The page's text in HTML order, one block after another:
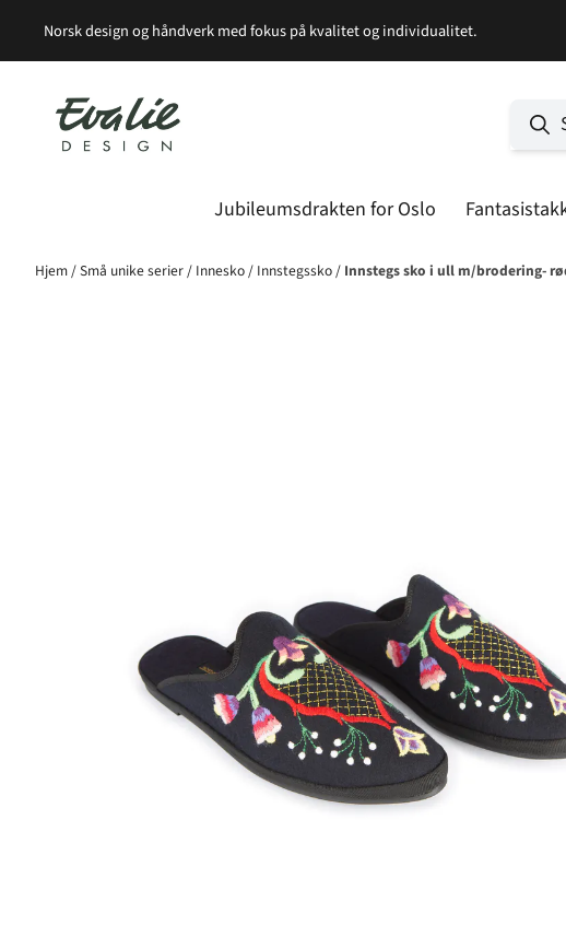
Hopp til innhold
Norsk design og håndverk med fokus på kvalitet og individualitet.
Jubileumsdrakten for Oslo
Hjem/Små unike serier/ Innesko/ Innstegssko/ Innstegs sko i ull m/brodering-